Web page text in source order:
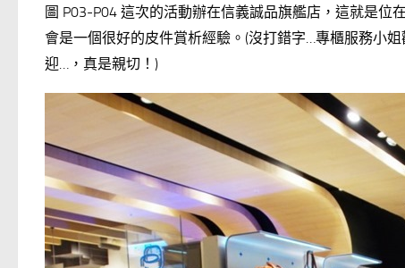
圖 P03-P04 這次的活動辦在信義誠品旗艦店，這就是位
會是一個很好的皮件賞析經驗。(沒打錯字…專櫃服務小
迎…，真是親切！)